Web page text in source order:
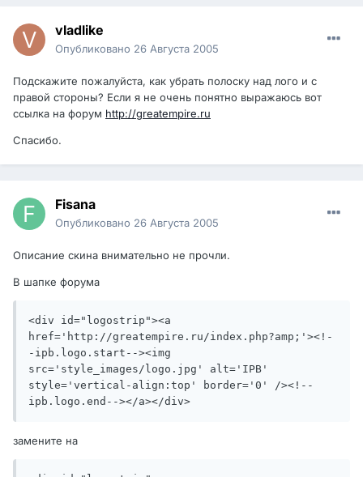
vladlike
Опубликовано 26 Августа 2005
Подскажите пожалуйста, как убрать полоску над лого и с
правой стороны? Если я не очень понятно выражаюсь вот
ссылка на форум http://greatempire.ru
Спасибо.
Fisana
Опубликовано 26 Августа 2005
Описание скина внимательно не прочли.
В шапке форума
<div id="logostrip"><a
href='http://greatempire.ru/index.php?amp;'><!-
-ipb.logo.start--><img
src='style_images/logo.jpg' alt='IPB'
style='vertical-align:top' border='0' /><!--
ipb.logo.end--></a></div>
замените на